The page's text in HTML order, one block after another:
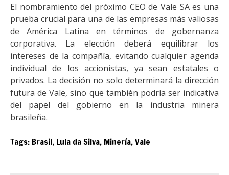
El nombramiento del próximo CEO de Vale SA es una
prueba crucial para una de las empresas más valiosas
de América Latina en términos de gobernanza
corporativa. La elección deberá equilibrar los
intereses de la compañía, evitando cualquier agenda
individual de los accionistas, ya sean estatales o
privados. La decisión no solo determinará la dirección
futura de Vale, sino que también podría ser indicativa
del papel del gobierno en la industria minera
brasileña.
Tags: Brasil, Lula da Silva, Minería,Vale